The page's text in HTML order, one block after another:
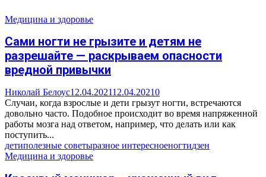
Медицина и здоровье
Сами ногти не грызите и детям не
разрешайте — раскрываем опасности
вредной привычки
Николай Белоус12.04.202112.04.20210
Случаи, когда взрослые и дети грызут ногти, встречаются
довольно часто. Подобное происходит во время напряженной
работы мозга над ответом, например, что делать или как
поступить...
детиполезные советыразное интересноеногтидзен
Медицина и здоровье